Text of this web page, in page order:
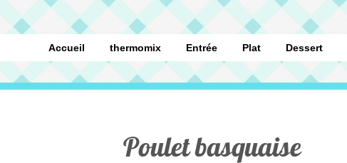
Accueil thermomix Entrée Plat Dessert
Poulet basquaise